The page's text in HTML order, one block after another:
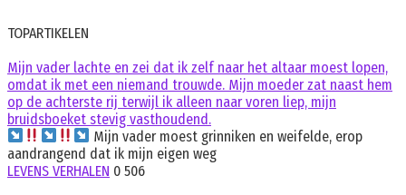
TOPARTIKELEN
Mijn vader lachte en zei dat ik zelf naar het altaar moest lopen,
omdat ik met een niemand trouwde. Mijn moeder zat naast hem
op de achterste rij terwijl ik alleen naar voren liep, mijn
bruidsboeket stevig vasthoudend.
Mijn vader moest grinniken en weifelde, erop
aandrangend dat ik mijn eigen weg
LEVENS VERHALEN 0 506